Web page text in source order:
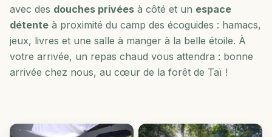
avec des douches privées à côté et un espace
détente à proximité du camp des écoguides : hamacs,
jeux, livres et une salle à manger à la belle étoile. À
votre arrivée, un repas chaud vous attendra : bonne
arrivée chez nous, au cœur de la forêt de Taï !